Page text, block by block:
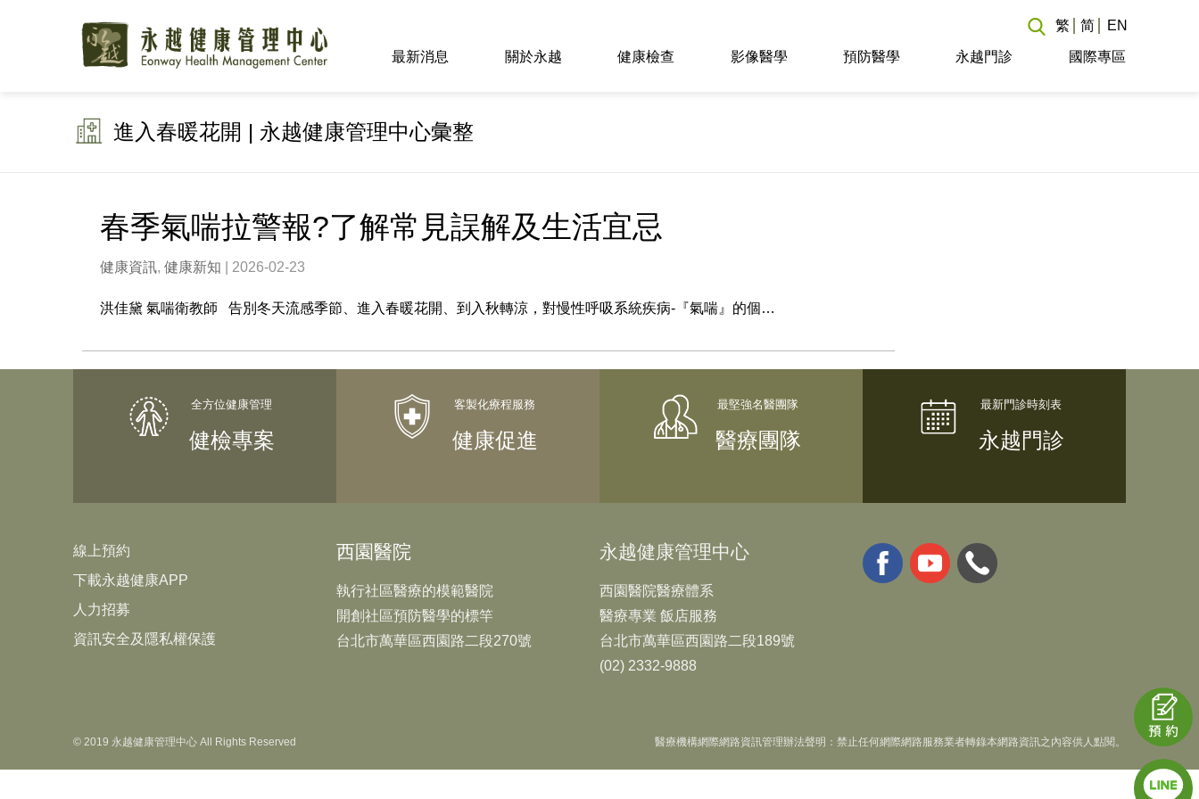
最新消息 關於永越 健康檢查 影像醫學 預防醫學 永越門診 國際專區
繁 简 EN
進入春暖花開 | 永越健康管理中心彙整
春季氣喘拉警報?了解常見誤解及生活宜忌
健康資訊, 健康新知 | 2026-02-23
洪佳黛 氣喘衛教師 告別冬天流感季節、進入春暖花開、到入秋轉涼，對慢性呼吸系統疾病-『氣喘』的個…
健檢專案 健康促進 醫療團隊 永越門診
線上預約
下載永越健康APP
人力招募
資訊安全及隱私權保護
西園醫院
執行社區醫療的模範醫院
開創社區預防醫學的標竿
台北市萬華區西園路二段270號
永越健康管理中心
西園醫院醫療體系
醫療專業 飯店服務
台北市萬華區西園路二段189號
(02) 2332-9888
© 2019 永越健康管理中心 All Rights Reserved 醫療機構網際網路資訊管理辦法聲明：禁止任何網際網路服務業者轉錄本網路資訊之內容供人點閱。